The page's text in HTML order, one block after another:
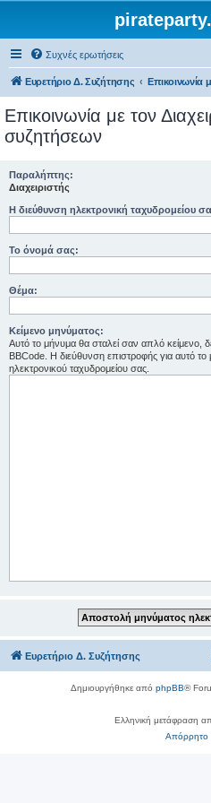
Συχνές ερωτήσεις
Ευρετήριο Δ. Συζήτησης
Επικοινωνία με τον
συζητήσεων
Παραλήπτης:
Διαχειριστής
Η διεύθυνση ηλεκτρονική ταχυδρομείου
Το όνομά σας:
Θέμα:
Κείμενο μηνύματος:
Αυτό το μήνυμα θα σταλεί σαν απλό κείμενο,
BBCode. Η διεύθυνση επιστροφής για αυτό το
ηλεκτρονικού ταχυδρομείου σας.
Ευρετήριο Δ. Συζήτησης
Δημιουργήθηκε από phpBB®
Ελληνική μετάφραση
Απόρρητο